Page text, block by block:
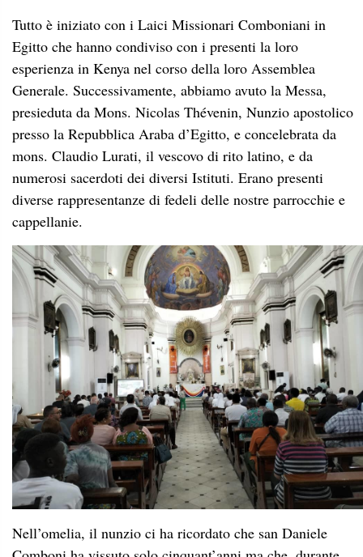
Tutto è iniziato con i Laici Missionari Comboniani in
Egitto che hanno condiviso con i presenti la loro
esperienza in Kenya nel corso della loro Assemblea
Generale. Successivamente, abbiamo avuto la Messa,
presieduta da Mons. Nicolas Thévenin, Nunzio apostolico
presso la Repubblica Araba d’Egitto, e concelebrata da
mons. Claudio Lurati, il vescovo di rito latino, e da
numerosi sacerdoti dei diversi Istituti. Erano presenti
diverse rappresentanze di fedeli delle nostre parrocchie e
cappellanie.
Nell’omelia, il nunzio ci ha ricordato che san Daniele